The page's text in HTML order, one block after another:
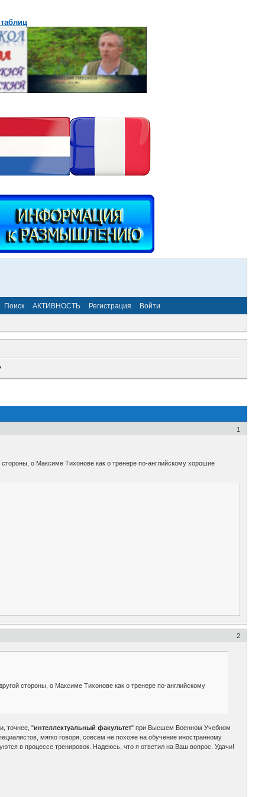
Поиск АКТИВНОСТЬ Регистрация Войти
1
о Максиме Тихонове как о тренере по-английскому хорошие
2
стороны, о Максиме Тихонове как о тренере по-английскому
точнее, "интеллектуальный факультет" при Высшем Военном Учебном
мягко говоря, совсем не похоже на обучение иностранному
в процессе тренировок. Надеюсь, что я ответил на Ваш вопрос. Удачи!